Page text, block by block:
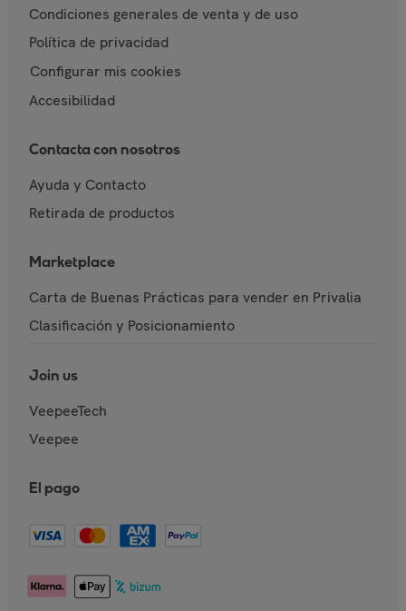
Condiciones generales de venta y de uso
Política de privacidad
Configurar mis cookies
Accesibilidad
Contacta con nosotros
Ayuda y Contacto
Retirada de productos
Marketplace
Carta de Buenas Prácticas para vender en Privalia
Clasificación y Posicionamiento
Join us
VeepeeTech
Veepee
El pago